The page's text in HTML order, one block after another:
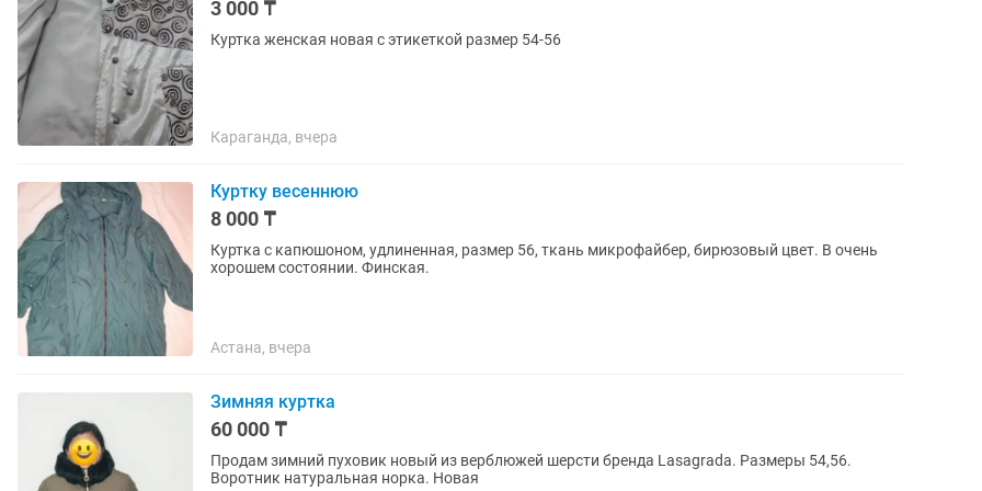
3 000 ₸
Куртка женская новая с этикеткой размер 54-56
Караганда, вчера
Куртку весеннюю
8 000 ₸
Куртка с капюшоном, удлиненная, размер 56, ткань микрофайбер, бирюзовый цвет. В очень
хорошем состоянии. Финская.
Астана, вчера
Зимняя куртка
60 000 ₸
Продам зимний пуховик новый из верблюжей шерсти бренда Lasagrada. Размеры 54,56.
Воротник натуральная норка. Новая